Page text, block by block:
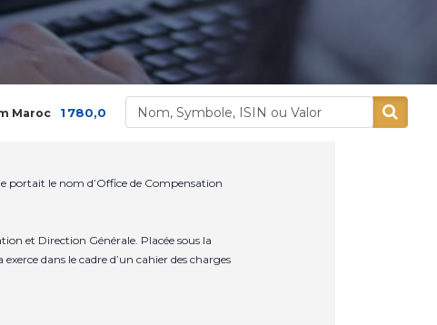
1 780,00 -1,18 % Aradei Capital 434,80 -0,63 %
portait le nom d’Office de Compensation
et Direction Générale. Placée sous la
dans le cadre d’un cahier des charges